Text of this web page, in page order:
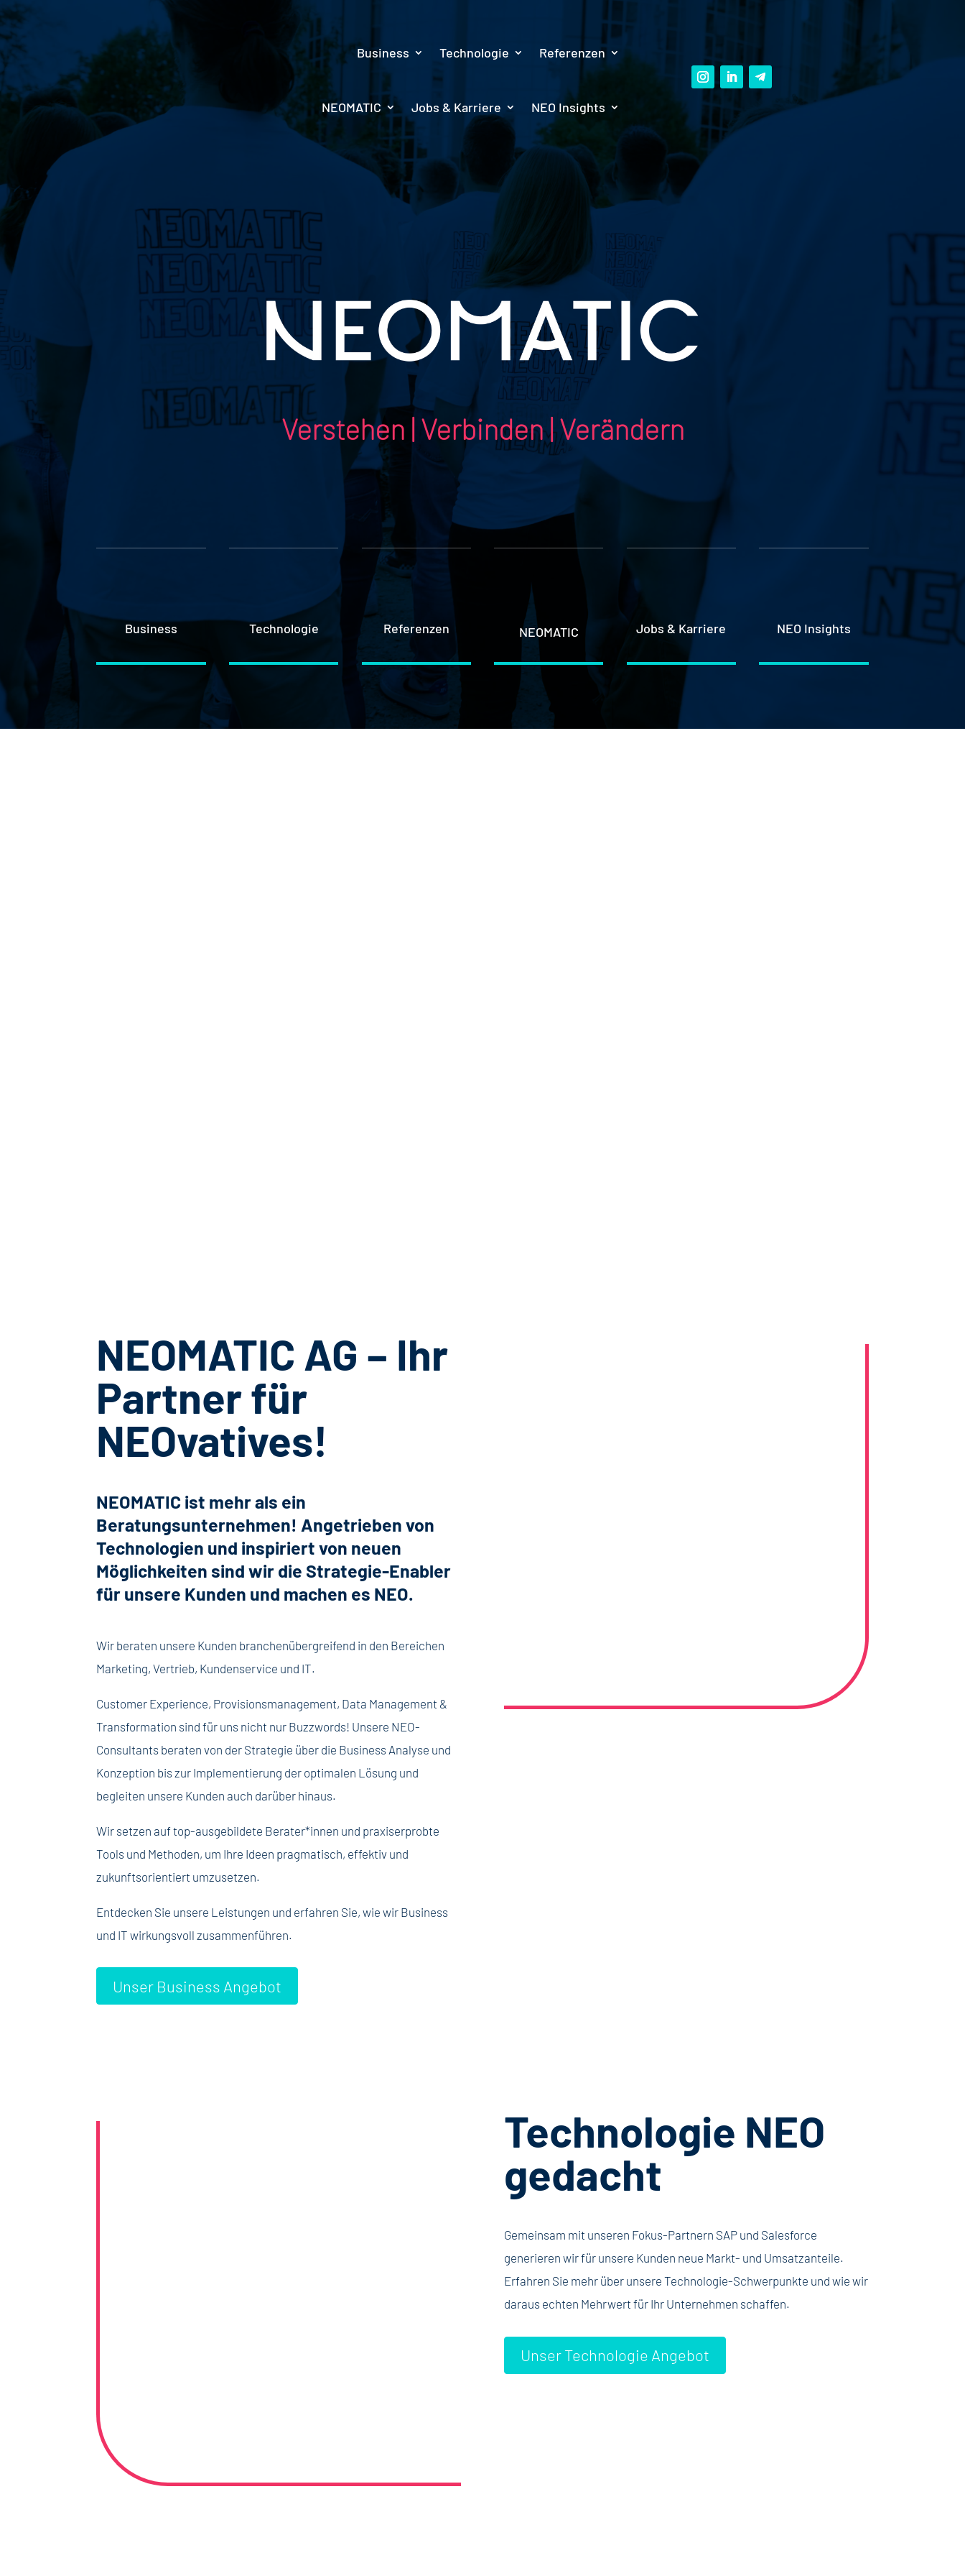
Business Technologie Referenzen
NEOMATIC Jobs & Karriere NEO Insights
Verstehen | Verbinden | Verändern
Business Technologie Referenzen NEOMATIC Jobs & Karriere NEO Insights
NEOMATIC AG – Ihr
Partner für
NEOvatives!
NEOMATIC ist mehr als ein
Beratungsunternehmen! Angetrieben von
Technologien und inspiriert von neuen
Möglichkeiten sind wir die Strategie-Enabler
für unsere Kunden und machen es NEO.
Wir beraten unsere Kunden branchenübergreifend in den Bereichen
Marketing, Vertrieb, Kundenservice und IT.
Customer Experience, Provisionsmanagement, Data Management &
Transformation sind für uns nicht nur Buzzwords! Unsere NEO-
Consultants beraten von der Strategie über die Business Analyse und
Konzeption bis zur Implementierung der optimalen Lösung und
begleiten unsere Kunden auch darüber hinaus.
Wir setzen auf top-ausgebildete Berater*innen und praxiserprobte
Tools und Methoden, um Ihre Ideen pragmatisch, effektiv und
zukunftsorientiert umzusetzen.
Entdecken Sie unsere Leistungen und erfahren Sie, wie wir Business
und IT wirkungsvoll zusammenführen.
Unser Business Angebot
Technologie NEO
gedacht
Gemeinsam mit unseren Fokus-Partnern SAP und Salesforce
generieren wir für unsere Kunden neue Markt- und Umsatzanteile.
Erfahren Sie mehr über unsere Technologie-Schwerpunkte und wie wir
daraus echten Mehrwert für Ihr Unternehmen schaffen.
Unser Technologie Angebot